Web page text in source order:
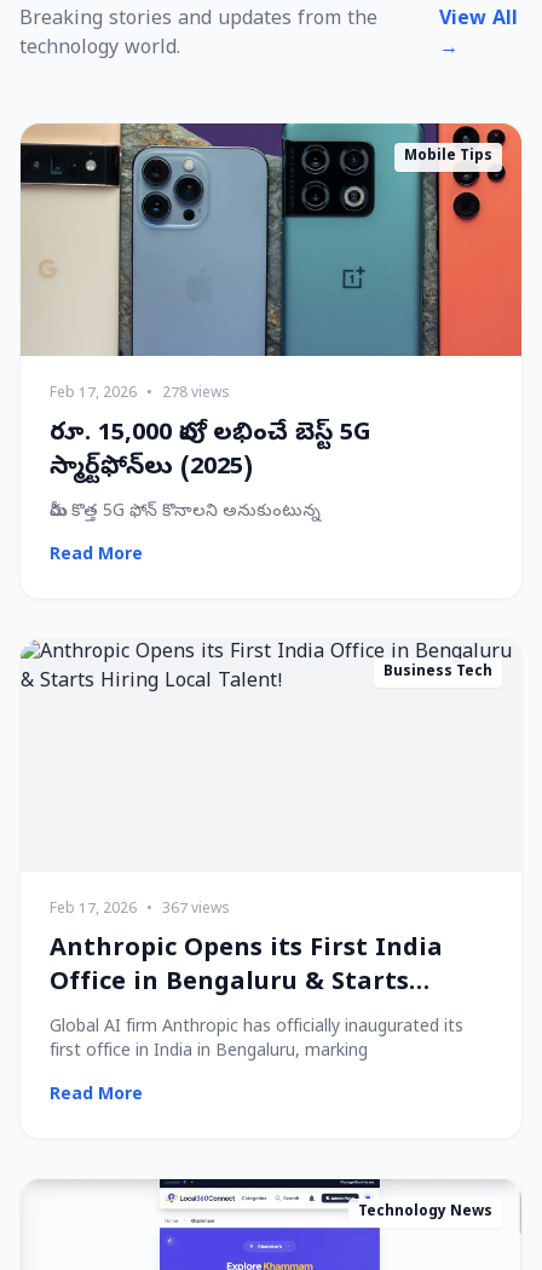
Breaking stories and updates from the
technology world.
View All
→
Mobile Tips
Feb 17, 2026 • 278 views
రూ. 15,000 లోపు లభించే బెస్ట్ 5G
స్మార్ట్‌ఫోన్‌లు (2025)
మీరు కొత్త 5G ఫోన్ కొనాలని అనుకుంటున్న
Read More
Business Tech
Feb 17, 2026 • 367 views
Anthropic Opens its First India
Office in Bengaluru & Starts
Hiring Local Talent!
Global AI firm Anthropic has officially inaugurated its
first office in India in Bengaluru, marking
Read More
Technology News